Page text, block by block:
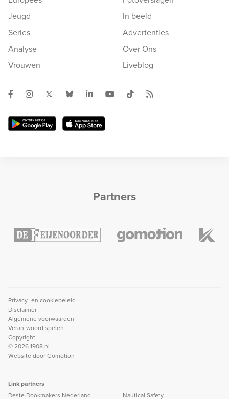
Jeugd
Series
Analyse
Vrouwen
In beeld
Advertenties
Over Ons
Liveblog
Partners
Privacy- en cookiebeleid
Disclaimer
Algemene voorwaarden
Verantwoord spelen
Copyright
© 2026 1908.nl
Website doorGomotion
Link partners
Beste Bookmakers Nederland
Nautical Safety